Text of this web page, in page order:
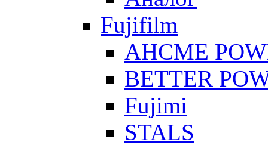
Fujifilm
AHCME
BETTER
Fujimi
STALS